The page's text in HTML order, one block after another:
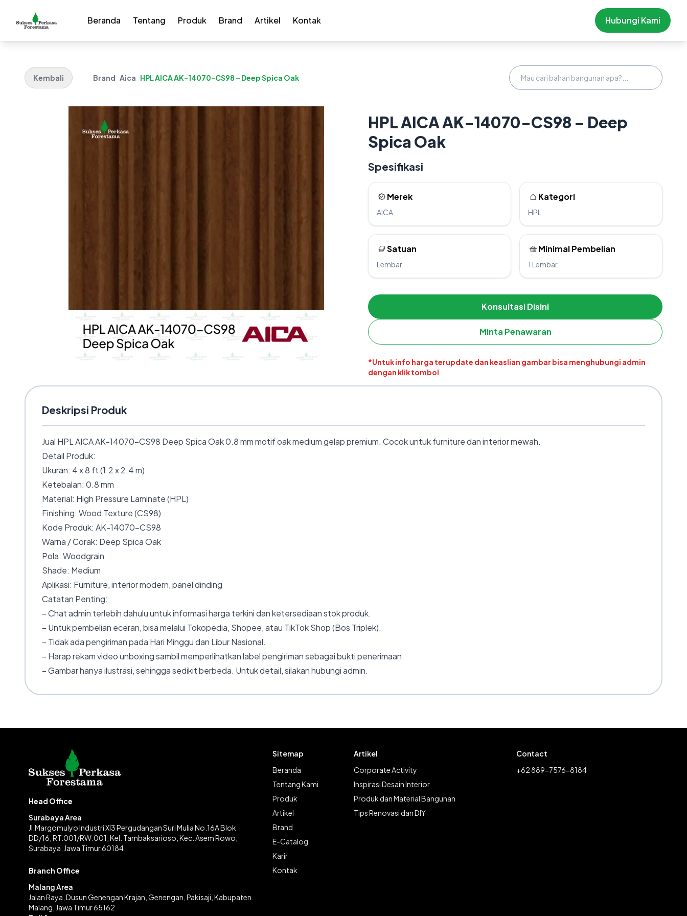
Beranda Tentang Produk Brand Artikel Kontak Hubungi Kami
Kembali Brand Aica HPL AICA AK-14070-CS98 – Deep Spica Oak
HPL AICA AK-14070-CS98 – Deep
Spica Oak
Spesifikasi
Merek
AICA
Kategori
HPL
Satuan
Lembar
Minimal Pembelian
1 Lembar
Konsultasi Disini
Minta Penawaran
*Untuk info harga terupdate dan keaslian gambar bisa menghubungi admin
dengan klik tombol
Deskripsi Produk
Jual HPL AICA AK-14070-CS98 Deep Spica Oak 0.8 mm motif oak medium gelap premium. Cocok untuk furniture dan interior mewah.
Detail Produk:
Ukuran: 4 x 8 ft (1.2 x 2.4 m)
Ketebalan: 0.8 mm
Material: High Pressure Laminate (HPL)
Finishing: Wood Texture (CS98)
Kode Produk: AK-14070-CS98
Warna / Corak: Deep Spica Oak
Pola: Woodgrain
Shade: Medium
Aplikasi: Furniture, interior modern, panel dinding
Catatan Penting:
– Chat admin terlebih dahulu untuk informasi harga terkini dan ketersediaan stok produk.
– Untuk pembelian eceran, bisa melalui Tokopedia, Shopee, atau TikTok Shop (Bos Triplek).
– Tidak ada pengiriman pada Hari Minggu dan Libur Nasional.
– Harap rekam video unboxing sambil memperlihatkan label pengiriman sebagai bukti penerimaan.
– Gambar hanya ilustrasi, sehingga sedikit berbeda. Untuk detail, silakan hubungi admin.
Head Office
Surabaya Area
Jl.Margomulyo Industri XI3 Pergudangan Suri Mulia No.16A Blok
DD/16, RT.001/RW.001, Kel. Tambaksarioso, Kec. Asem Rowo,
Surabaya, Jawa Timur 60184
Branch Office
Malang Area
Jalan Raya, Dusun Genengan Krajan, Genengan, Pakisaji, Kabupaten
Malang, Jawa Timur 65162
Sitemap
Beranda
Tentang Kami
Produk
Artikel
Brand
E-Catalog
Karir
Kontak
Artikel
Corporate Activity
Inspirasi Desain Interior
Produk dan Material Bangunan
Tips Renovasi dan DIY
Contact
+62 889-7576-8184